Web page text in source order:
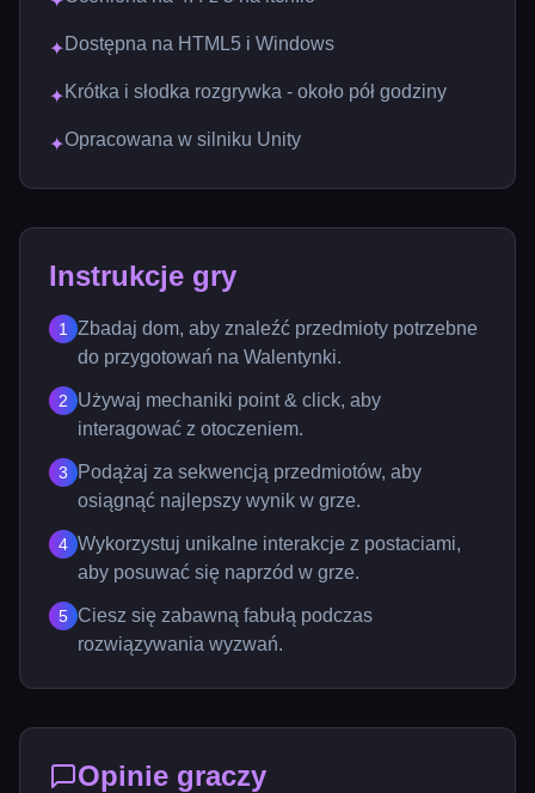
✦Dostępna na HTML5 i Windows
✦Krótka i słodka rozgrywka - około pół godziny
✦Opracowana w silniku Unity
Instrukcje gry
1
Zbadaj dom, aby znaleźć przedmioty potrzebne
do przygotowań na Walentynki.
2
Używaj mechaniki point & click, aby
interagować z otoczeniem.
3
Podążaj za sekwencją przedmiotów, aby
osiągnąć najlepszy wynik w grze.
4 Wykorzystuj unikalne interakcje z postaciami,
aby posuwać się naprzód w grze.
5
Ciesz się zabawną fabułą podczas
rozwiązywania wyzwań.
Opinie graczy